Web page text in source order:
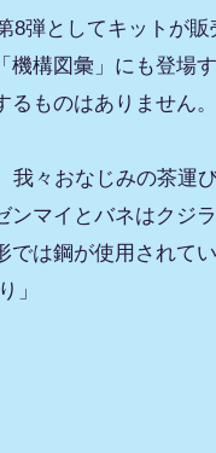
8弾としてキットが販
機構図彙」にも登場
ものはありません。
我々おなじみの茶運
ンマイとバネはクジ
では鋼が使用されて
」